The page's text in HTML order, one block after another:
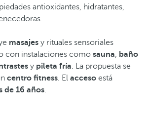
antioxidantes, hidratantes,
masajes y rituales sensoriales
con instalaciones como sauna, baño
y pileta fría. La propuesta se
centro fitness. El acceso está
de 16 años.